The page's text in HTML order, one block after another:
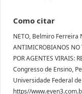
Como citar
NETO, Belmiro Ferreira
ANTIMICROBIANOS NO
POR AGENTES VIRAIS:
Congresso de Ensino,
Universidade Federal
https//